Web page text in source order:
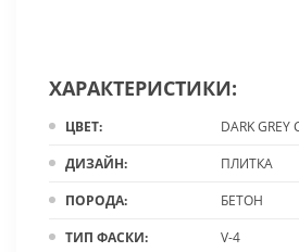
ХАРАКТЕРИСТИКИ:
ЦВЕТ:
DARK GREY
ДИЗАЙН:
ПЛИТКА
ПОРОДА:
БЕТОН
ТИП ФАСКИ:
V-4